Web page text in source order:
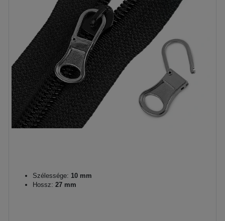
Szélessége: 10 mm
Hossz: 27 mm